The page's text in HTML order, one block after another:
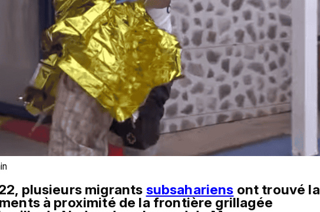
plusieurs migrants subsahariens ont trouvé la
à proximité de la frontière grillagée